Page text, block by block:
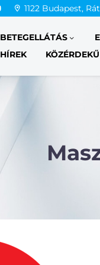
1122 Budapest,
BETEGELLÁTÁS
HÍREK